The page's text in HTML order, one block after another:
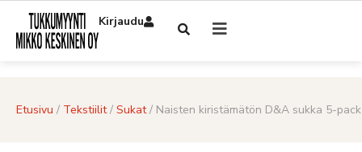
Kirjaudu
Etusivu / Tekstiilit/ Sukat/ Naisten kiristämätön D&A sukka 5-pack